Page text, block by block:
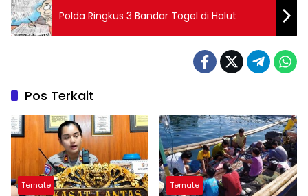
Polda Ringkus 3 Bandar Togel di Halut
Pos Terkait
Ternate Ternate